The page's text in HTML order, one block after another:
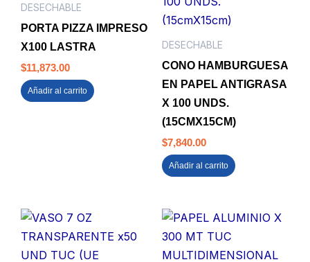
DESECHABLE
PORTA PIZZA IMPRESO
X100 LASTRA
$11,873.00
Añadir al carrito
DESECHABLE
CONO HAMBURGUESA
EN PAPEL ANTIGRASA
X 100 UNDS.
(15CMX15CM)
$7,840.00
Añadir al carrito